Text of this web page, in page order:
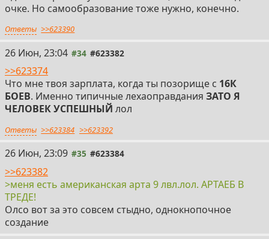
очке. Но самообразование тоже нужно, конечно.
Ответы >>623390
26 Июн, 23:04 #34 #623382
>>623374
Что мне твоя зарплата, когда ты позорище с 16К
БОЕВ. Именно типичные лехаоправдания ЗАТО Я
ЧЕЛОВЕК УСПЕШНЫЙ лол
Ответы >>623384 >>623392
26 Июн, 23:09 #35 #623384
>>623382
>меня есть американская арта 9 лвл.лол. АРТАЕБ В
ТРЕДЕ!
Олсо вот за это совсем стыдно, однокнопочное
создание